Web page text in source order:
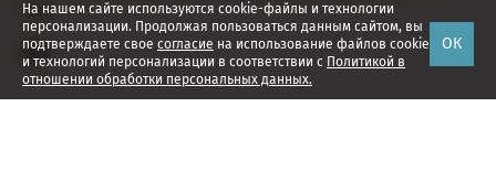
На нашем сайте используются cookie-файлы и технологии
персонализации. Продолжая пользоваться данным сайтом, вы
подтверждаете свое согласие на использование файлов cookie
и технологий персонализации в соответствии с Политикой в
отношении обработки персональных данных.
ОК
2026